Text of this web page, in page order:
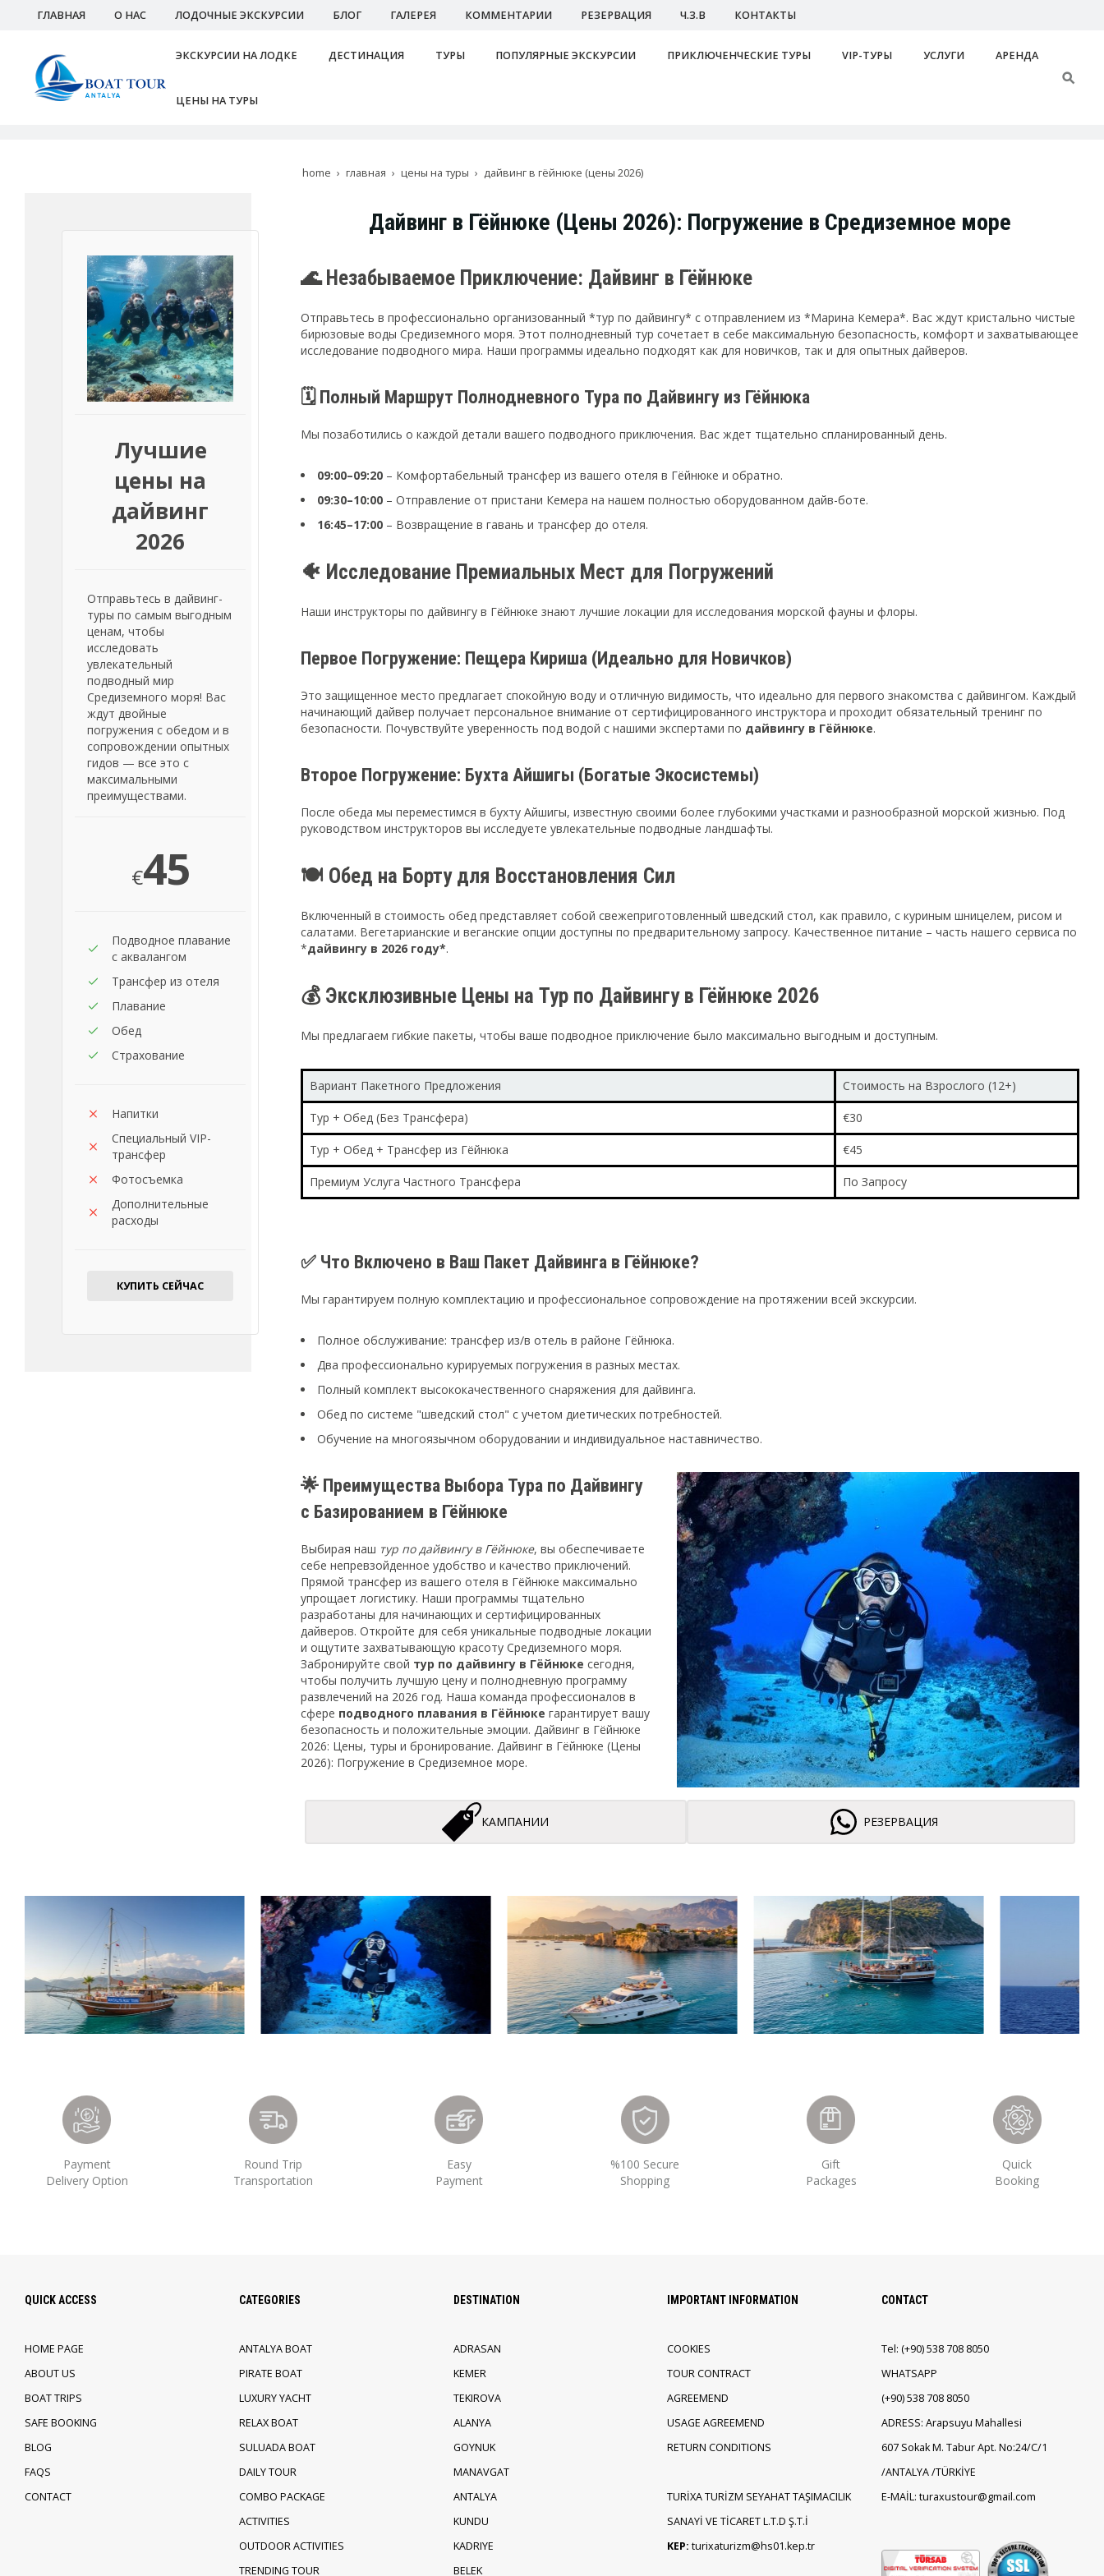
ГЛАВНАЯ О НАС ЛОДОЧНЫЕ ЭКСКУРСИИ БЛОГ ГАЛЕРЕЯ КОММЕНТАРИИ РЕЗЕРВАЦИЯ Ч.З.В КОНТАКТЫ
ЭКСКУРСИИ НА ЛОДКЕ ДЕСТИНАЦИЯ ТУРЫ ПОПУЛЯРНЫЕ ЭКСКУРСИИ ПРИКЛЮЧЕНЧЕСКИЕ ТУРЫ VIP-ТУРЫ УСЛУГИ АРЕНДА
ЦЕНЫ НА ТУРЫ
home главная цены на туры дайвинг в гёйнюке (цены 2026)
Дайвинг в Гёйнюке (Цены 2026): Погружение в Средиземное море
🌊 Незабываемое Приключение: Дайвинг в Гёйнюке
Отправьтесь в профессионально организованный *тур по дайвингу* с отправлением из *Марина Кемера*. Вас ждут кристально чистые
бирюзовые воды Средиземного моря. Этот полнодневный тур сочетает в себе максимальную безопасность, комфорт и захватывающее
исследование подводного мира. Наши программы идеально подходят как для новичков, так и для опытных дайверов.
🗓️ Полный Маршрут Полнодневного Тура по Дайвингу из Гёйнюка
Мы позаботились о каждой детали вашего подводного приключения. Вас ждет тщательно спланированный день.
09:00–09:20 – Комфортабельный трансфер из вашего отеля в Гёйнюке и обратно.
09:30–10:00 – Отправление от пристани Кемера на нашем полностью оборудованном дайв-боте.
16:45–17:00 – Возвращение в гавань и трансфер до отеля.
🐠 Исследование Премиальных Мест для Погружений
Наши инструкторы по дайвингу в Гёйнюке знают лучшие локации для исследования морской фауны и флоры.
Первое Погружение: Пещера Кириша (Идеально для Новичков)
Это защищенное место предлагает спокойную воду и отличную видимость, что идеально для первого знакомства с дайвингом. Каждый
начинающий дайвер получает персональное внимание от сертифицированного инструктора и проходит обязательный тренинг по
безопасности. Почувствуйте уверенность под водой с нашими экспертами по дайвингу в Гёйнюке.
Второе Погружение: Бухта Айшигы (Богатые Экосистемы)
После обеда мы переместимся в бухту Айшигы, известную своими более глубокими участками и разнообразной морской жизнью. Под
руководством инструкторов вы исследуете увлекательные подводные ландшафты.
🍽️ Обед на Борту для Восстановления Сил
Включенный в стоимость обед представляет собой свежеприготовленный шведский стол, как правило, с куриным шницелем, рисом и
салатами. Вегетарианские и веганские опции доступны по предварительному запросу. Качественное питание – часть нашего сервиса по
*дайвингу в 2026 году*.
💰 Эксклюзивные Цены на Тур по Дайвингу в Гёйнюке 2026
Мы предлагаем гибкие пакеты, чтобы ваше подводное приключение было максимально выгодным и доступным.
Вариант Пакетного Предложения Стоимость на Взрослого (12+)
Тур + Обед (Без Трансфера) €30
Тур + Обед + Трансфер из Гёйнюка €45
Премиум Услуга Частного Трансфера По Запросу
✅ Что Включено в Ваш Пакет Дайвинга в Гёйнюке?
Мы гарантируем полную комплектацию и профессиональное сопровождение на протяжении всей экскурсии.
Полное обслуживание: трансфер из/в отель в районе Гёйнюка.
Два профессионально курируемых погружения в разных местах.
Полный комплект высококачественного снаряжения для дайвинга.
Обед по системе "шведский стол" с учетом диетических потребностей.
Обучение на многоязычном оборудовании и индивидуальное наставничество.
🌟 Преимущества Выбора Тура по Дайвингу
с Базированием в Гёйнюке
Выбирая наш тур по дайвингу в Гёйнюке, вы обеспечиваете
себе непревзойденное удобство и качество приключений.
Прямой трансфер из вашего отеля в Гёйнюке максимально
упрощает логистику. Наши программы тщательно
разработаны для начинающих и сертифицированных
дайверов. Откройте для себя уникальные подводные локации
и ощутите захватывающую красоту Средиземного моря.
Забронируйте свой тур по дайвингу в Гёйнюке сегодня,
чтобы получить лучшую цену и полнодневную программу
развлечений на 2026 год. Наша команда профессионалов в
сфере подводного плавания в Гёйнюке гарантирует вашу
безопасность и положительные эмоции. Дайвинг в Гёйнюке
2026: Цены, туры и бронирование. Дайвинг в Гёйнюке (Цены
2026): Погружение в Средиземное море.
КАМПАНИИ РЕЗЕРВАЦИЯ
Лучшие
цены на
дайвинг
2026
Отправьтесь в дайвинг-
туры по самым выгодным
ценам, чтобы
исследовать
увлекательный
подводный мир
Средиземного моря! Вас
ждут двойные
погружения с обедом и в
сопровождении опытных
гидов — все это с
максимальными
преимуществами.
€45
Подводное плавание
с аквалангом
Трансфер из отеля
Плавание
Обед
Страхование
Напитки
Специальный VIP-
трансфер
Фотосъемка
Дополнительные
расходы
КУПИТЬ СЕЙЧАС
Payment
Delivery Option
Round Trip
Transportation
Easy
Payment
%100 Secure
Shopping
Gift
Packages
Quick
Booking
QUICK ACCESS
HOME PAGE
ABOUT US
BOAT TRIPS
SAFE BOOKING
BLOG
FAQS
CONTACT
CATEGORIES
ANTALYA BOAT
PIRATE BOAT
LUXURY YACHT
RELAX BOAT
SULUADA BOAT
DAILY TOUR
COMBO PACKAGE
ACTIVITIES
OUTDOOR ACTIVITIES
TRENDING TOUR
DESTINATION
ADRASAN
KEMER
TEKIROVA
ALANYA
GOYNUK
MANAVGAT
ANTALYA
KUNDU
KADRIYE
BELEK
IMPORTANT INFORMATION
COOKIES
TOUR CONTRACT
AGREEMEND
USAGE AGREEMEND
RETURN CONDITIONS
TURİXA TURİZM SEYAHAT TAŞIMACILIK
SANAYİ VE TİCARET L.T.D Ş.T.İ
KEP: turixaturizm@hs01.kep.tr
CONTACT
Tel:(+90)538 708 8050
WHATSAPP
(+90)538 708 8050
ADRESS: Arapsuyu Mahallesi
607 Sokak M. Tabur Apt. No:24/C/1
/ANTALYA /TÜRKİYE
E-MAİL: turaxustour@gmail.com